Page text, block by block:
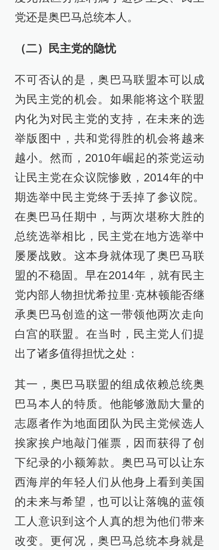
党还是奥巴马总统本人。
（二）民主党的隐忧
不可否认的是，奥巴马联盟本可以成
为民主党的机会。如果能将这个联盟
内化为对民主党的支持，在未来的选
举版图中，共和党得胜的机会将越来
越小。然而，2010年崛起的茶党运动
让民主党在众议院惨败，2014年的中
期选举中民主党终于丢掉了参议院。
在奥巴马任期中，与两次堪称大胜的
总统选举相比，民主党在地方选举中
屡屡战败。这本身就体现了奥巴马联
盟的不稳固。早在2014年，就有民主
党内部人物担忧希拉里·克林顿能否继
承奥巴马创造的这一带领他两次走向
白宫的联盟。在当时，民主党人们提
出了诸多值得担忧之处：
其一，奥巴马联盟的组成依赖总统奥
巴马本人的特质。他能够激励大量的
志愿者作为地面团队为民主党候选人
挨家挨户地敲门催票，因而获得了创
下纪录的小额筹款。奥巴马可以让东
西海岸的年轻人们从他身上看到美国
的未来与希望，也可以让落魄的蓝领
工人意识到这个人真的想为他们带来
改变。更何况，奥巴马总统本身就是